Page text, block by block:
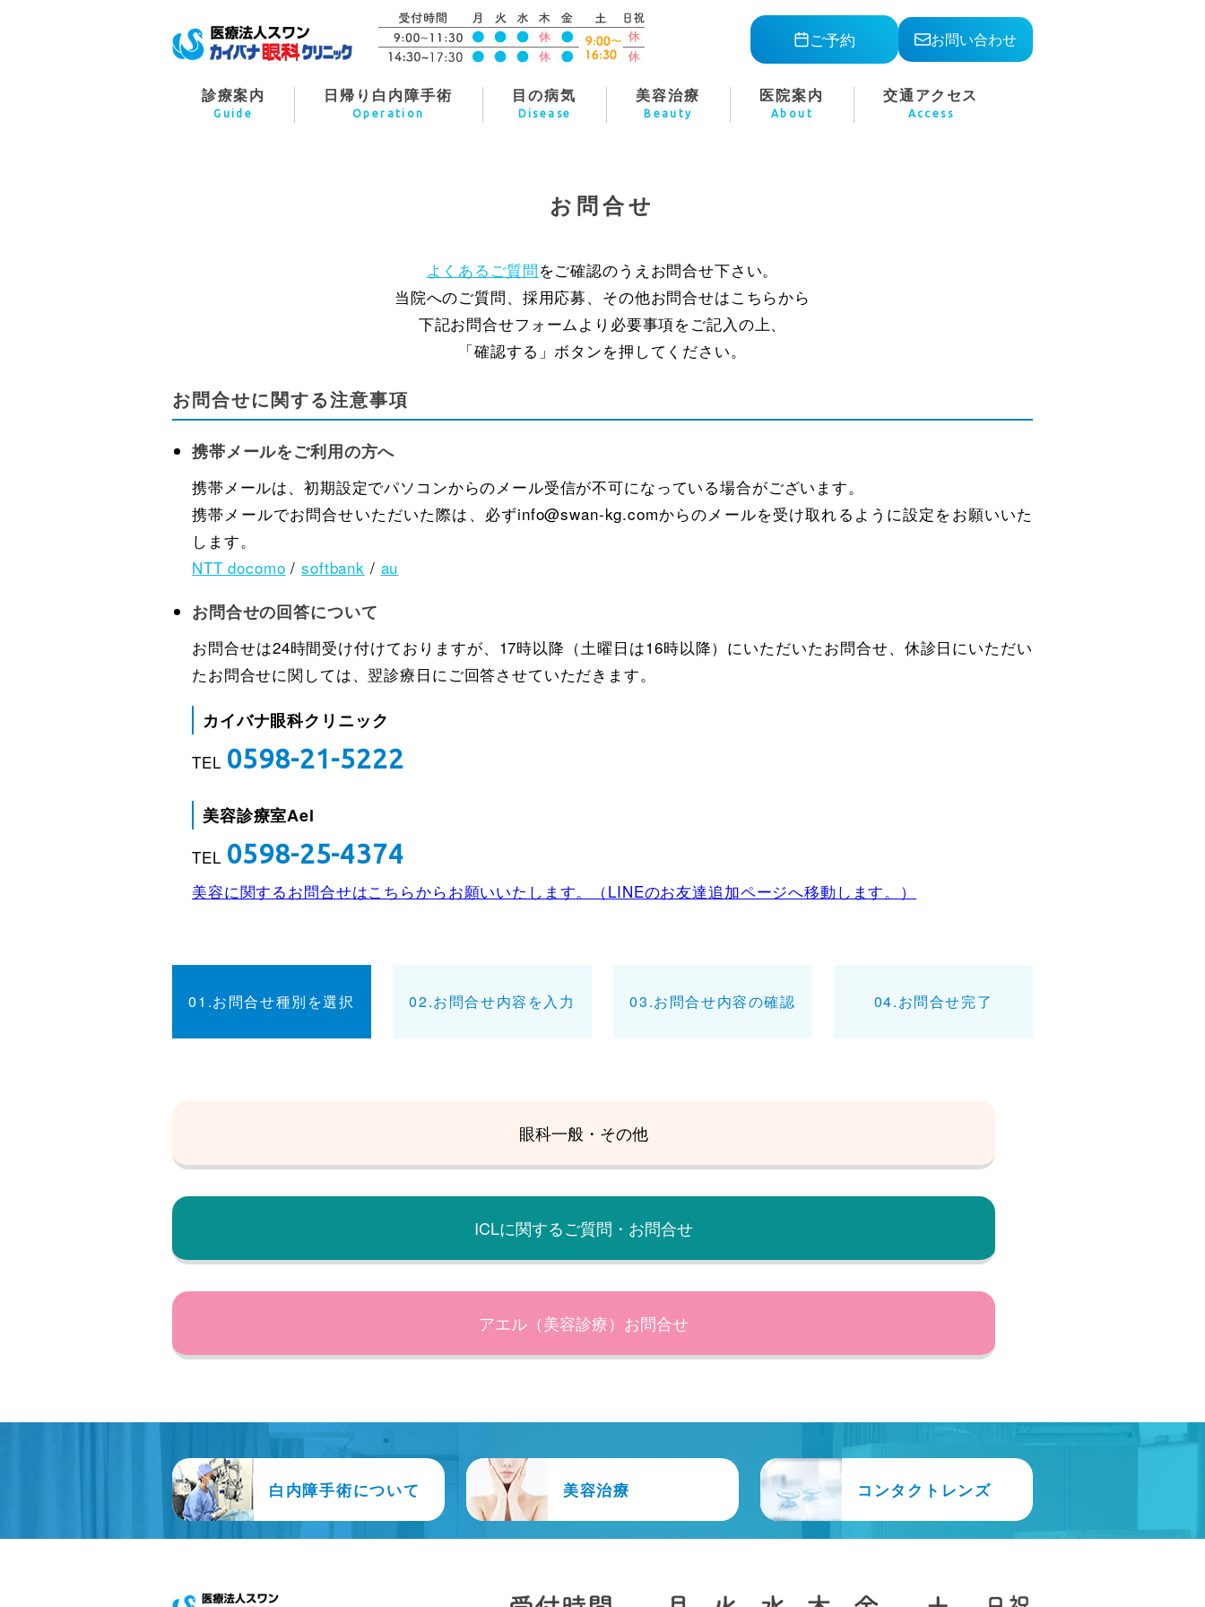
ご予約 お問い合わせ
診療案内
Guide
日帰り白内障手術
Operation
目の病気
Disease
美容治療
Beauty
医院案内
About
交通アクセス
Access
お問合せ
よくあるご質問をご確認のうえお問合せ下さい。
当院へのご質問、採用応募、その他お問合せはこちらから
下記お問合せフォームより必要事項をご記入の上、
「確認する」ボタンを押してください。
お問合せに関する注意事項
携帯メールをご利用の方へ
携帯メールは、初期設定でパソコンからのメール受信が不可になっている場合がございます。
携帯メールでお問合せいただいた際は、必ずinfo@swan-kg.comからのメールを受け取れるように設定をお願いいた
します。
NTT docomo /softbank / au
お問合せの回答について
お問合せは24時間受け付けておりますが、17時以降（土曜日は16時以降）にいただいたお問合せ、休診日にいただい
たお問合せに関しては、翌診療日にご回答させていただきます。
カイバナ眼科クリニック
TEL 0598-21-5222
美容診療室Ael
TEL 0598-25-4374
美容に関するお問合せはこちらからお願いいたします。（LINEのお友達追加ページへ移動します。）
01.お問合せ種別を選択 02.お問合せ内容を入力 03.お問合せ内容の確認 04.お問合せ完了
眼科一般・その他
ICLに関するご質問・お問合せ
アエル（美容診療）お問合せ
白内障手術について 美容治療 コンタクトレンズ